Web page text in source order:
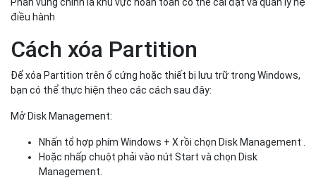
điều hành
Cách xóa Partition
Để xóa Partition trên ổ cứng hoặc thiết bị lưu trữ trong Windows,
bạn có thể thực hiện theo các cách sau đây:
Mở Disk Management:
Nhấn tổ hợp phím Windows + X rồi chọn Disk Management .
Hoặc nhấp chuột phải vào nút Start và chọn Disk
Management.